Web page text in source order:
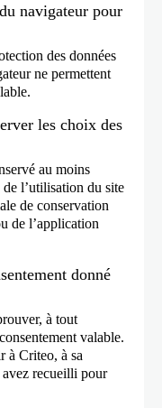
navigateur pour
des données
ne permettent
les choix des
au moins
l’utilisation du site
de conservation
de l’application
donné
à tout
valable.
à Criteo, à sa
avez recueilli pour